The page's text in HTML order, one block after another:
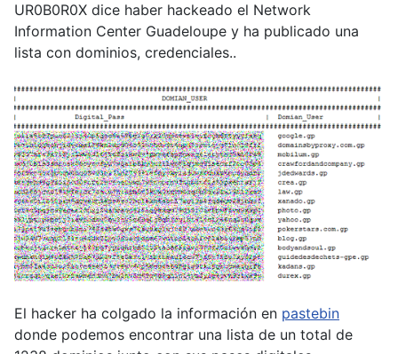
UR0B0R0X dice haber hackeado el Network
Information Center Guadeloupe y ha publicado una
lista con dominios, credenciales..
El hacker ha colgado la información en pastebin
donde podemos encontrar una lista de un total de